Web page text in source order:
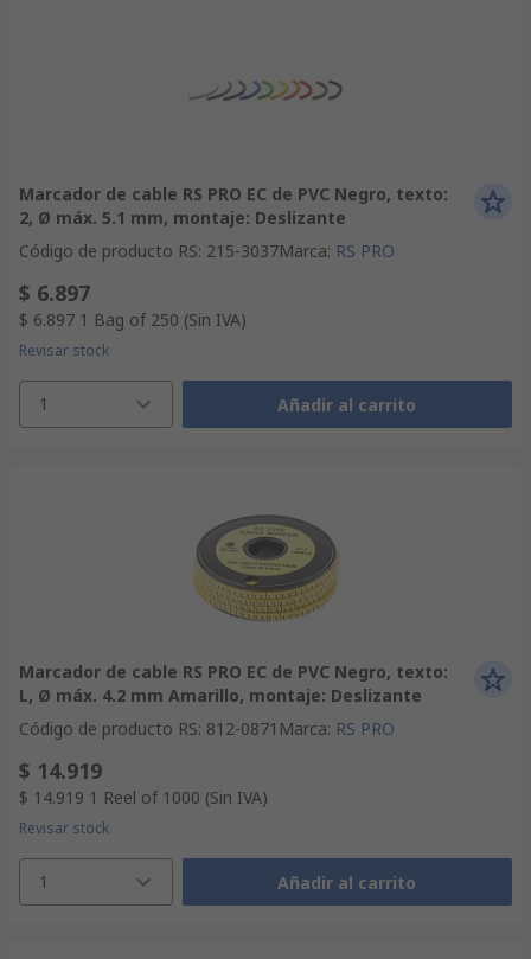
Marcador de cable RS PRO EC de PVC Negro, texto:
2, Ø máx. 5.1 mm, montaje: Deslizante
Código de producto RS: 215-3037Marca: RS PRO
$ 6.897
$ 6.897 1 Bag of 250 (Sin IVA)
Revisar stock
1 Añadir al carrito
Marcador de cable RS PRO EC de PVC Negro, texto:
L, Ø máx. 4.2 mm Amarillo, montaje: Deslizante
Código de producto RS: 812-0871 Marca: RS PRO
$ 14.919
$ 14.919 1 Reel of 1000 (Sin IVA)
Revisar stock
1 Añadir al carrito